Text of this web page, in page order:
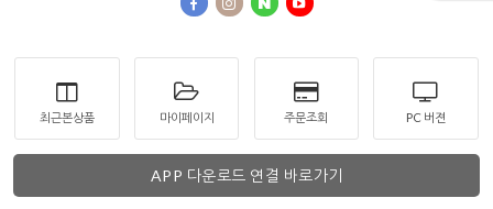
최근본상품 마이페이지 주문조회 PC 버젼
APP 다운로드 연결 바로가기